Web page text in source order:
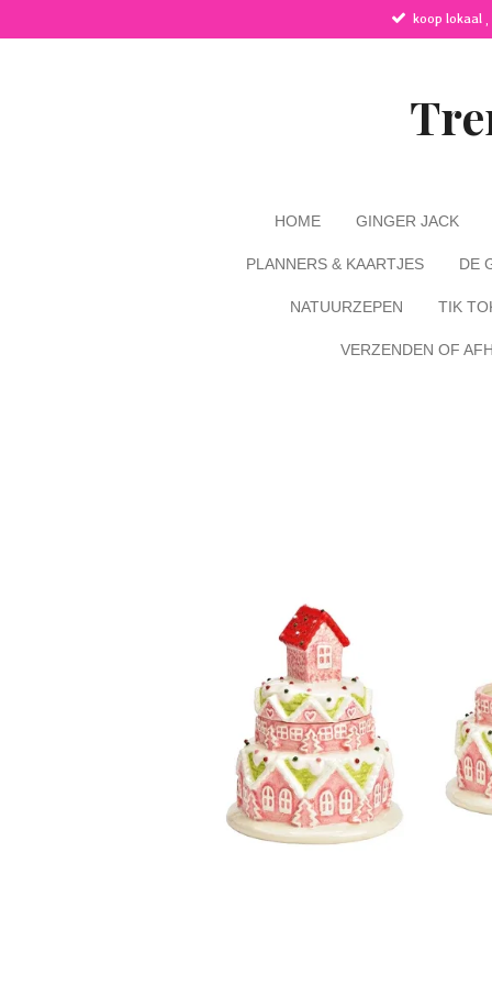
direct
koop lokaal
HOME GINGER JACK
PLANNERS & KAARTJES DE
NATUURZEPEN TIK
VERZENDEN OF